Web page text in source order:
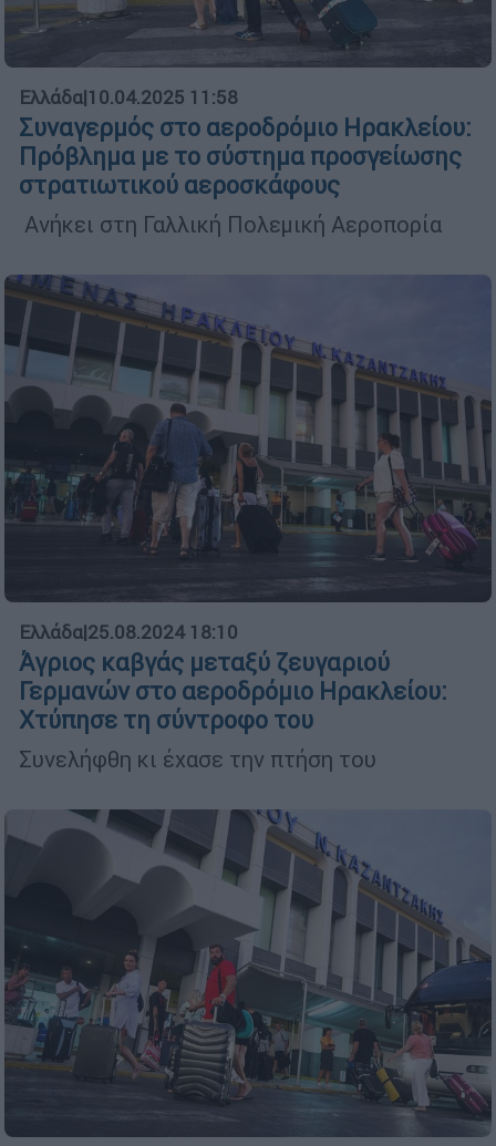
Ελλάδα|10.04.2025 11:58
Συναγερμός στο αεροδρόμιο Ηρακλείου:
Πρόβλημα με το σύστημα προσγείωσης
στρατιωτικού αεροσκάφους
Ανήκει στη Γαλλική Πολεμική Αεροπορία
Ελλάδα|25.08.2024 18:10
Άγριος καβγάς μεταξύ ζευγαριού
Γερμανών στο αεροδρόμιο Ηρακλείου:
Χτύπησε τη σύντροφο του
Συνελήφθη κι έχασε την πτήση του